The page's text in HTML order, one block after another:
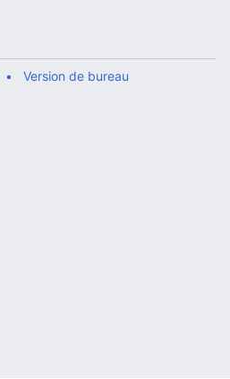
Version de bureau